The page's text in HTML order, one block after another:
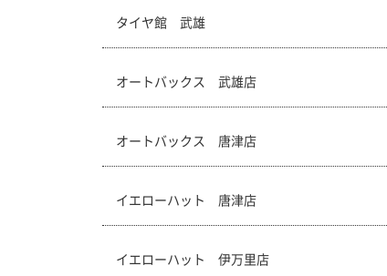
タイヤ館 武雄
オートバックス 武雄店
オートバックス 唐津店
イエローハット 唐津店
イエローハット 伊万里店